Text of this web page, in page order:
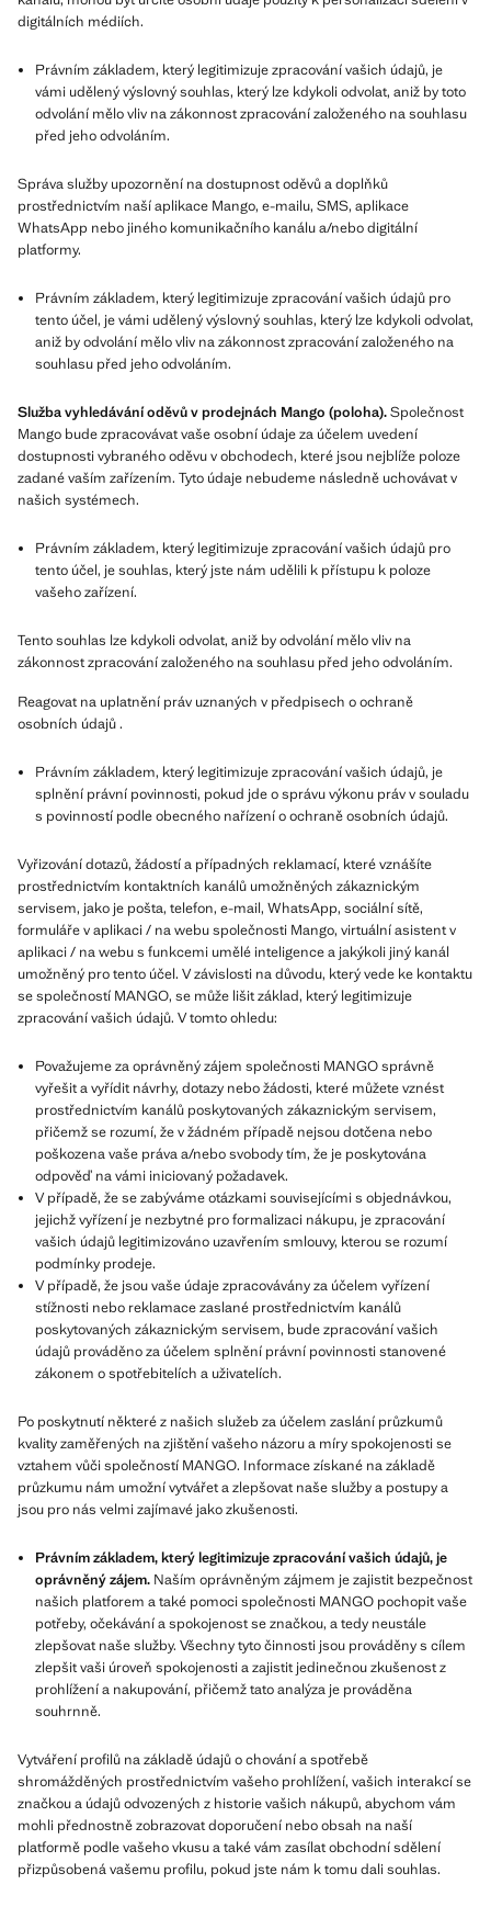
digitálních médiích.
Právním základem, který legitimizuje zpracování vašich údajů, je
vámi udělený výslovný souhlas, který lze kdykoli odvolat, aniž by toto
odvolání mělo vliv na zákonnost zpracování založeného na souhlasu
před jeho odvoláním.
Správa služby upozornění na dostupnost oděvů a doplňků
prostřednictvím naší aplikace Mango, e-mailu, SMS, aplikace
WhatsApp nebo jiného komunikačního kanálu a/nebo digitální
platformy.
Právním základem, který legitimizuje zpracování vašich údajů pro
tento účel, je vámi udělený výslovný souhlas, který lze kdykoli odvolat,
aniž by odvolání mělo vliv na zákonnost zpracování založeného na
souhlasu před jeho odvoláním.
Služba vyhledávání oděvů v prodejnách Mango (poloha).Společnost
Mango bude zpracovávat vaše osobní údaje za účelem uvedení
dostupnosti vybraného oděvu v obchodech, které jsou nejblíže poloze
zadané vaším zařízením. Tyto údaje nebudeme následně uchovávat v
našich systémech.
Právním základem, který legitimizuje zpracování vašich údajů pro
tento účel, je souhlas, který jste nám udělili k přístupu k poloze
vašeho zařízení.
Tento souhlas lze kdykoli odvolat, aniž by odvolání mělo vliv na
zákonnost zpracování založeného na souhlasu před jeho odvoláním.
Reagovat na uplatnění práv uznaných v předpisech o ochraně
osobních údajů .
Právním základem, který legitimizuje zpracování vašich údajů, je
splnění právní povinnosti, pokud jde o správu výkonu práv v souladu
s povinností podle obecného nařízení o ochraně osobních údajů.
Vyřizování dotazů, žádostí a případných reklamací, které vznášíte
prostřednictvím kontaktních kanálů umožněných zákaznickým
servisem, jako je pošta, telefon, e-mail, WhatsApp, sociální sítě,
formuláře v aplikaci / na webu společnosti Mango, virtuální asistent v
aplikaci / na webu s funkcemi umělé inteligence a jakýkoli jiný kanál
umožněný pro tento účel. V závislosti na důvodu, který vede ke kontaktu
se společností MANGO, se může lišit základ, který legitimizuje
zpracování vašich údajů. V tomto ohledu:
Považujeme za oprávněný zájem společnosti MANGO správně
vyřešit a vyřídit návrhy, dotazy nebo žádosti, které můžete vznést
prostřednictvím kanálů poskytovaných zákaznickým servisem,
přičemž se rozumí, že v žádném případě nejsou dotčena nebo
poškozena vaše práva a/nebo svobody tím, že je poskytována
odpověď na vámi iniciovaný požadavek.
V případě, že se zabýváme otázkami souvisejícími s objednávkou,
jejichž vyřízení je nezbytné pro formalizaci nákupu, je zpracování
vašich údajů legitimizováno uzavřením smlouvy, kterou se rozumí
podmínky prodeje.
V případě, že jsou vaše údaje zpracovávány za účelem vyřízení
stížnosti nebo reklamace zaslané prostřednictvím kanálů
poskytovaných zákaznickým servisem, bude zpracování vašich
údajů prováděno za účelem splnění právní povinnosti stanovené
zákonem o spotřebitelích a uživatelích.
Po poskytnutí některé z našich služeb za účelem zaslání průzkumů
kvality zaměřených na zjištění vašeho názoru a míry spokojenosti se
vztahem vůči společností MANGO. Informace získané na základě
průzkumu nám umožní vytvářet a zlepšovat naše služby a postupy a
jsou pro nás velmi zajímavé jako zkušenosti.
Právním základem, který legitimizuje zpracování vašich údajů, je
oprávněný zájem. Naším oprávněným zájmem je zajistit bezpečnost
našich platforem a také pomoci společnosti MANGO pochopit vaše
potřeby, očekávání a spokojenost se značkou, a tedy neustále
zlepšovat naše služby. Všechny tyto činnosti jsou prováděny s cílem
zlepšit vaši úroveň spokojenosti a zajistit jedinečnou zkušenost z
prohlížení a nakupování, přičemž tato analýza je prováděna
souhrnně.
Vytváření profilů na základě údajů o chování a spotřebě
shromážděných prostřednictvím vašeho prohlížení, vašich interakcí se
značkou a údajů odvozených z historie vašich nákupů, abychom vám
mohli přednostně zobrazovat doporučení nebo obsah na naší
platformě podle vašeho vkusu a také vám zasílat obchodní sdělení
přizpůsobená vašemu profilu, pokud jste nám k tomu dali souhlas.